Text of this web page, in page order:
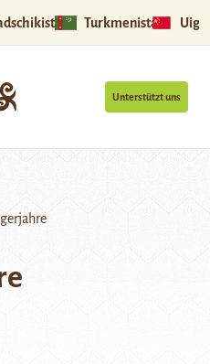
Turkmenistan
Unterstützt uns